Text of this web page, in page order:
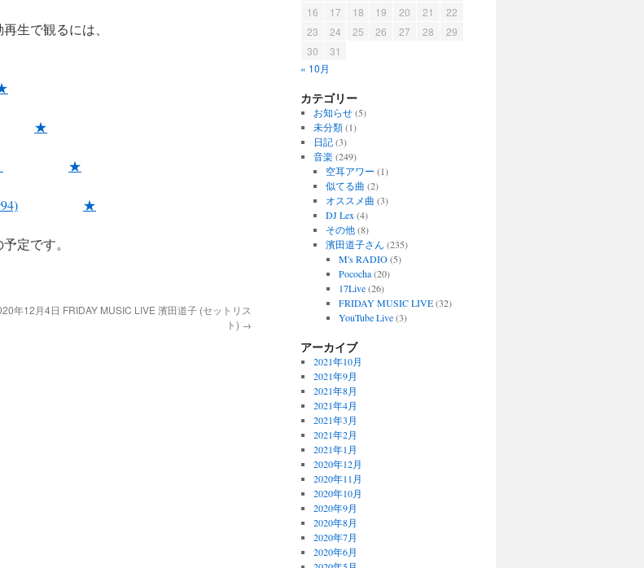
生で観るには、
★
★
★
定です。
年12月4日 FRIDAY MUSIC LIVE 濱田道子 (セットリス
ト) →
16
17 18 19 20 21
22
23
24 25 26 27 28
29
30
31
« 10月
カテゴリー
お知らせ(5)
未分類(1)
日記(3)
音楽(249)
空耳アワー (1)
似てる曲 (2)
オススメ曲 (3)
DJ Lex (4)
その他(8)
濱田道子さん (235)
M's RADIO(5)
Pococha(20)
17Live(26)
FRIDAY MUSIC LIVE(32)
YouTube Live(3)
アーカイブ
2021年10月
2021年9月
2021年8月
2021年4月
2021年3月
2021年2月
2021年1月
2020年12月
2020年11月
2020年10月
2020年9月
2020年8月
2020年7月
2020年6月